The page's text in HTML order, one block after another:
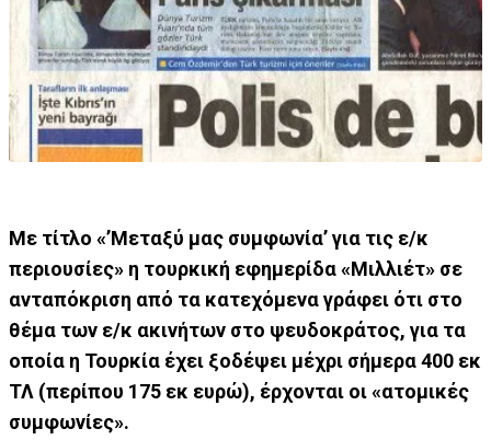
Με τίτλο «’Μεταξύ μας συμφωνία’ για τις ε/κ
περιουσίες» η τουρκική εφημερίδα «Μιλλιέτ» σε
ανταπόκριση από τα κατεχόμενα γράφει ότι στο
θέμα των ε/κ ακινήτων στο ψευδοκράτος, για τα
οποία η Τουρκία έχει ξοδέψει μέχρι σήμερα 400 εκ
ΤΛ (περίπου 175 εκ ευρώ), έρχονται οι «ατομικές
συμφωνίες».